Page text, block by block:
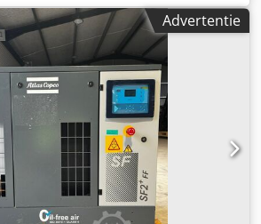
inhoud: - 10ft
/ kleur: antracietgrijs - SSC-Strong
met toerentalregeling •
6,3 m³/min • Afmetingen (LxBxH):
• Gewicht: 705 kg Chedjxc T Evspfx
van 500 l o Met AD2000-keuring o
- 2 condensafscheiders Ecomat 31 - 2
koeldroger DRA480 o ISO 8573 – 1,
R407C o Capaciteit 480 m³ - Voorfilter
M De compressor is nauwelijks
weinig bedrijfsuren. Op verzoek
aflezen en de compressor laten
Advertentie